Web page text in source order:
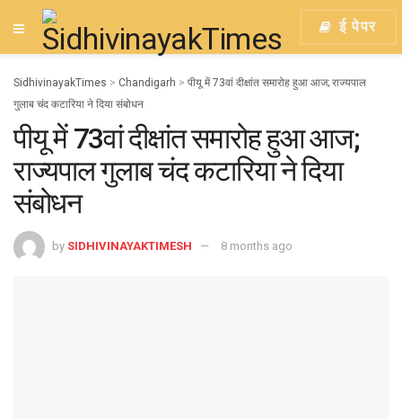
ई पेपर
SidhivinayakTimes > Chandigarh > पीयू में 73वां दीक्षांत समारोह हुआ आज; राज्यपाल
गुलाब चंद कटारिया ने दिया संबोधन
पीयू में 73वां दीक्षांत समारोह हुआ आज;
राज्यपाल गुलाब चंद कटारिया ने दिया
संबोधन
by SIDHIVINAYAKTIMESH 8 months ago